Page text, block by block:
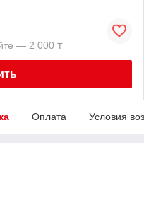
— 2 000 ₸
Оплата Условия